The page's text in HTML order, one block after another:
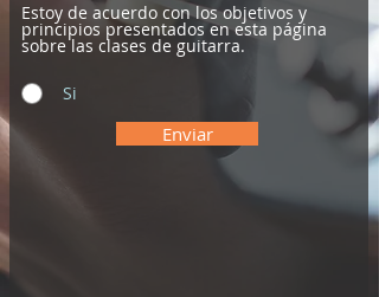
Estoy de acuerdo con los objetivos y
principios presentados en esta página
sobre las clases de guitarra.
Si
Enviar